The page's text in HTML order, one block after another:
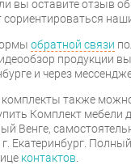
вы оставите отзыв
обратной связи
продукции
и через
комплекты также
Комплект мебели
Венге,
Екатеринбург.
контактов